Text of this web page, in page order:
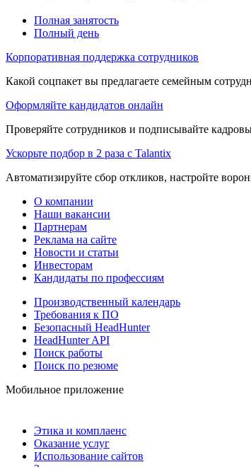
Полная занятость
Полный день
Корпоративная поддержка сотрудников
Какой соцпакет вы предлагаете семейным
Оформляйте кандидатов онлайн
Проверяйте сотрудников и подписывайте
Ускорьте подбор в 2 раза с Talantix
Автоматизируйте сбор откликов, настройте
О компании
Наши вакансии
Партнерам
Реклама на сайте
Новости и статьи
Инвесторам
Кандидаты по профессиям
Производственный календарь
Требования к ПО
Безопасный HeadHunter
HeadHunter API
Поиск работы
Поиск по резюме
Мобильное приложение
Этика и комплаенс
Оказание услуг
Использование сайтов